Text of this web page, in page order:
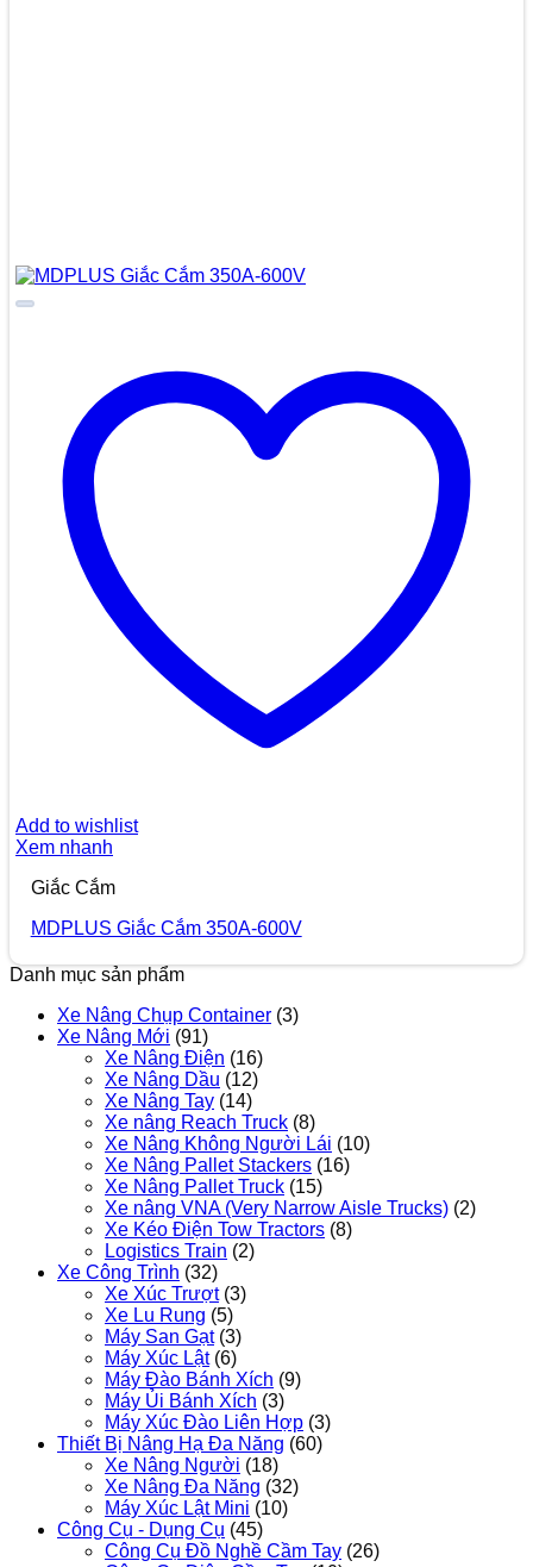
Add to wishlist
Xem nhanh
Giắc Cắm
MDPLUS Giắc Cắm 350A-600V
Danh mục sản phẩm
Xe Nâng Chụp Container (3)
Xe Nâng Mới (91)
Xe Nâng Điện (16)
Xe Nâng Dầu (12)
Xe Nâng Tay (14)
Xe nâng Reach Truck (8)
Xe Nâng Không Người Lái (10)
Xe Nâng Pallet Stackers (16)
Xe Nâng Pallet Truck (15)
Xe nâng VNA (Very Narrow Aisle Trucks) (2)
Xe Kéo Điện Tow Tractors (8)
Logistics Train (2)
Xe Công Trình (32)
Xe Xúc Trượt (3)
Xe Lu Rung (5)
Máy San Gạt (3)
Máy Xúc Lật (6)
Máy Đào Bánh Xích (9)
Máy Ủi Bánh Xích (3)
Máy Xúc Đào Liên Hợp (3)
Thiết Bị Nâng Hạ Đa Năng (60)
Xe Nâng Người (18)
Xe Nâng Đa Năng (32)
Máy Xúc Lật Mini (10)
Công Cụ - Dụng Cụ (45)
Công Cụ Đồ Nghề Cầm Tay (26)